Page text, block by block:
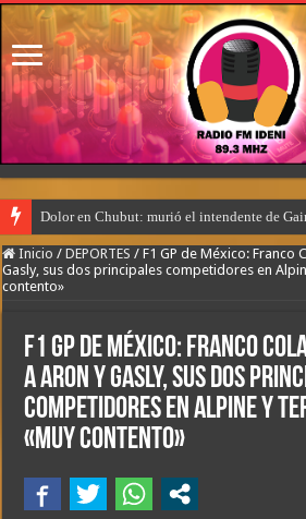
Dolor en Chubut: murió el intendente de
Inicio / DEPORTES / F1 GP de México: Franco
Gasly, sus dos principales competidores en
contento»
F1 GP de México: Franco
a Aron y Gasly, sus dos
competidores en Alpine y
«muy contento»